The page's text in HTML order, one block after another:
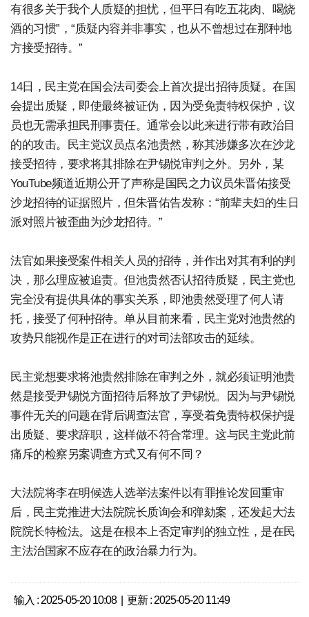
有很多关于我个人质疑的担忧，但平日有吃五花肉、喝烧
酒的习惯”，“质疑内容并非事实，也从不曾想过在那种地
方接受招待。”
14日，民主党在国会法司委会上首次提出招待质疑。在国
会提出质疑，即使最终被证伪，因为受免责特权保护，议
员也无需承担民刑事责任。通常会以此来进行带有政治目
的的攻击。民主党议员点名池贵然，称其涉嫌多次在沙龙
接受招待，要求将其排除在尹锡悦审判之外。另外，某
YouTube频道近期公开了声称是国民之力议员朱晋佑接受
沙龙招待的证据照片，但朱晋佑告发称：“前辈夫妇的生日
派对照片被歪曲为沙龙招待。”
法官如果接受案件相关人员的招待，并作出对其有利的判
决，那么理应被追责。但池贵然否认招待质疑，民主党也
完全没有提供具体的事实关系，即池贵然受理了何人请
托，接受了何种招待。单从目前来看，民主党对池贵然的
攻势只能视作是正在进行的对司法部攻击的延续。
民主党想要求将池贵然排除在审判之外，就必须证明池贵
然是接受尹锡悦方面招待后释放了尹锡悦。因为与尹锡悦
事件无关的问题在背后调查法官，享受着免责特权保护提
出质疑、要求辞职，这样做不符合常理。这与民主党此前
痛斥的检察另案调查方式又有何不同？
大法院将李在明候选人选举法案件以有罪推论发回重审
后，民主党推进大法院院长质询会和弹劾案，还发起大法
院院长特检法。这是在根本上否定审判的独立性，是在民
主法治国家不应存在的政治暴力行为。
输入 : 2025-05-20 10:08 | 更新 : 2025-05-20 11:49